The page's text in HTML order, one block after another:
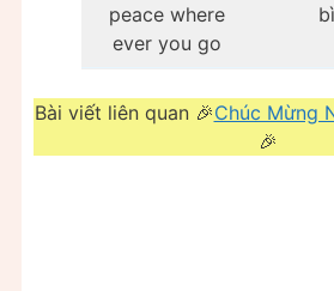
peace where
ever you go
Bài viết liên quan 🎉Chúc Mừng
🎉